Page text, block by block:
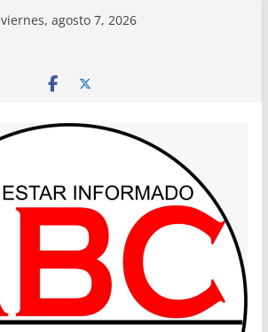
viernes, agosto 7, 2026